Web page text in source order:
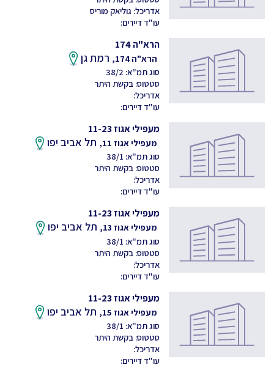
אדריכל: גוליאק מוריס
עו"ד דיירים:
הרא"ה 174
הרא"ה 174, רמת גן
סוג תמ"א: 38/2
סטטוס: בקשת היתר
אדריכל:
עו"ד דיירים:
מעפילי אגוז 11-23
מעפילי אגוז 11, תל אביב יפו
סוג תמ"א: 38/1
סטטוס: בקשת היתר
אדריכל:
עו"ד דיירים:
מעפילי אגוז 11-23
מעפילי אגוז 13, תל אביב יפו
סוג תמ"א: 38/1
סטטוס: בקשת היתר
אדריכל:
עו"ד דיירים:
מעפילי אגוז 11-23
מעפילי אגוז 15, תל אביב יפו
סוג תמ"א: 38/1
סטטוס: בקשת היתר
אדריכל:
עו"ד דיירים: